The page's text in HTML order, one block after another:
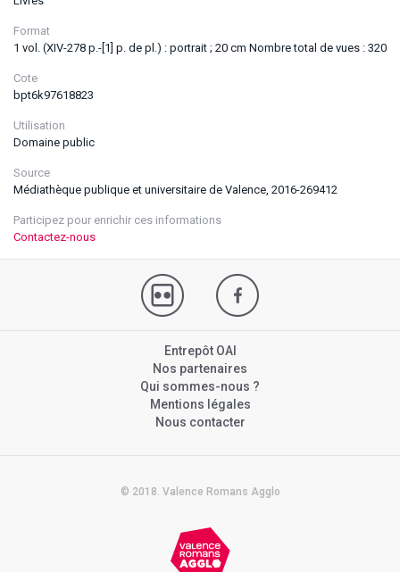
Format
1 vol. (XIV-278 p.-[1] p. de pl.) : portrait ; 20 cm Nombre total de vues : 320
Cote
bpt6k97618823
Utilisation
Domaine public
Source
Médiathèque publique et universitaire de Valence, 2016-269412
Participez pour enrichir ces informations
Contactez-nous
Entrepôt OAI
Nos partenaires
Qui sommes-nous ?
Mentions légales
Nous contacter
© 2018. Valence Romans Agglo